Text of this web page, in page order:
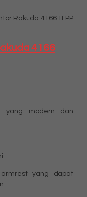
Rakuda 4166 TLPP
4166
yang modern dan
yang dapat